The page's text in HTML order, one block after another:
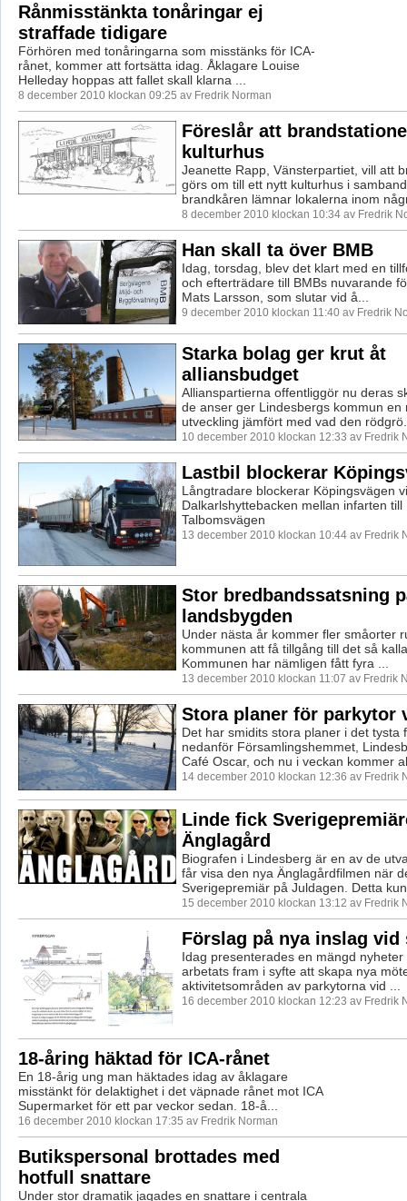
Rånmisstänkta tonåringar ej
straffade tidigare
Förhören med tonåringarna som misstänks för ICA-
rånet, kommer att fortsätta idag. Åklagare Louise
Helleday hoppas att fallet skall klarna ...
8 december 2010 klockan 09:25 av Fredrik Norman
Föreslår att
kulturhus
Jeanette Rapp, Vänsterpartiet, vill att
görs om till ett nytt kulturhus i
brandkåren lämnar lokalerna inom
8 december 2010 klockan 10:34 av Fredrik
Han skall ta över BMB
Idag, torsdag, blev det klart med en
och efterträdare till BMBs nuvarande
Mats Larsson, som slutar vid å...
9 december 2010 klockan 11:40 av Fredrik
Starka bolag ger krut åt
alliansbudget
Allianspartierna offentliggör nu deras
de anser ger Lindesbergs kommun en
utveckling jämfört med vad den
10 december 2010 klockan 12:33 av Fredrik
Lastbil blockerar
Långtradare blockerar Köpingsvägen
Dalkarlshyttebacken mellan infarten
Talbomsvägen
13 december 2010 klockan 10:44 av Fredrik
Stor bredbandssatsning
landsbygden
Under nästa år kommer fler småorter
kommunen att få tillgång till det så
Kommunen har nämligen fått fyra ...
13 december 2010 klockan 11:07 av Fredrik
Stora planer för parkytor
Det har smidits stora planer i det tysta
nedanför Församlingshemmet,
Café Oscar, och nu i veckan kommer
14 december 2010 klockan 12:36 av Fredrik
Linde fick
Änglagård
Biografen i Lindesberg är en av de
får visa den nya Änglagårdfilmen när
Sverigepremiär på Juldagen. Detta
15 december 2010 klockan 13:12 av Fredrik
Förslag på nya inslag vid
Idag presenterades en mängd nyheter
arbetats fram i syfte att skapa nya
aktivitetsområden av parkytorna vid ...
16 december 2010 klockan 12:23 av Fredrik
18-åring häktad för ICA-rånet
En 18-årig ung man häktades idag av åklagare
misstänkt för delaktighet i det väpnade rånet mot ICA
Supermarket för ett par veckor sedan. 18-å...
16 december 2010 klockan 17:35 av Fredrik Norman
Butikspersonal brottades med
hotfull snattare
Under stor dramatik jagades en snattare i centrala